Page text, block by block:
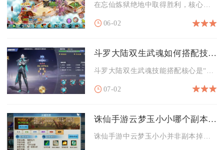
在忘仙炼狱绝地中取得胜利，核心在于战前顶配、职业联动、机制精...
06-02
斗罗大陆双生武魂如何搭配技能
07-02
诛仙手游云梦玉小小哪个副本掉落